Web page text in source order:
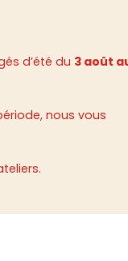
d’été du 3 août
nous vous